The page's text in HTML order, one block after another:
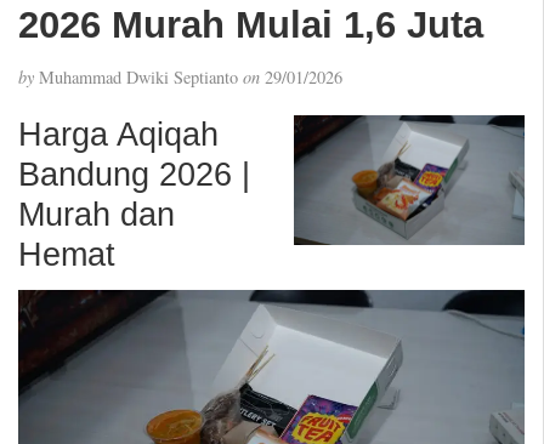
t
2026 Murah Mulai 1,6 Juta
by Muhammad Dwiki Septianto on 29/01/2026
Harga Aqiqah
Bandung 2026 |
Murah dan
Hemat